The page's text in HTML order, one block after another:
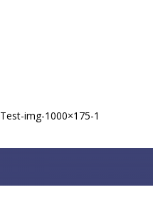
Test-img-1000×175-1